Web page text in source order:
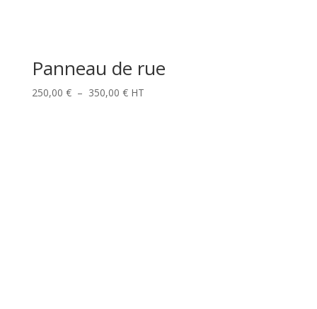
Panneau de rue
250,00 € – 350,00 €Plage
HT